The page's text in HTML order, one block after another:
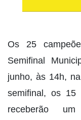
Os 25
Semifinal
junho, às 14h,
semifinal, os 15
receberão